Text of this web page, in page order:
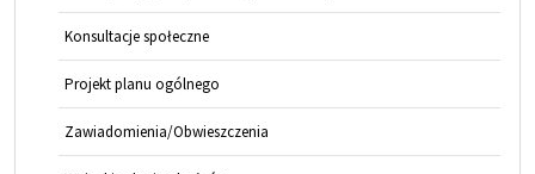
Konsultacje społeczne
Projekt planu ogólnego
Zawiadomienia/Obwieszczenia